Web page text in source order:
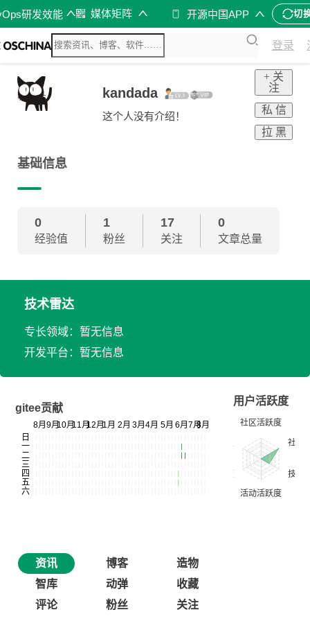
研发效能 媒体矩阵 开源中国APP 切
登录
kandada
这个人没有介绍！
+ 关
注
私 信
拉 黑
基础信息
0
经验值
1
粉丝
17
关注
0
文章总量
技术雷达
专长领域：暂无信息
开发平台：暂无信息
gitee贡献
用户活跃度
资讯 博客
造物
智库
动弹
收藏
评论
粉丝 关注